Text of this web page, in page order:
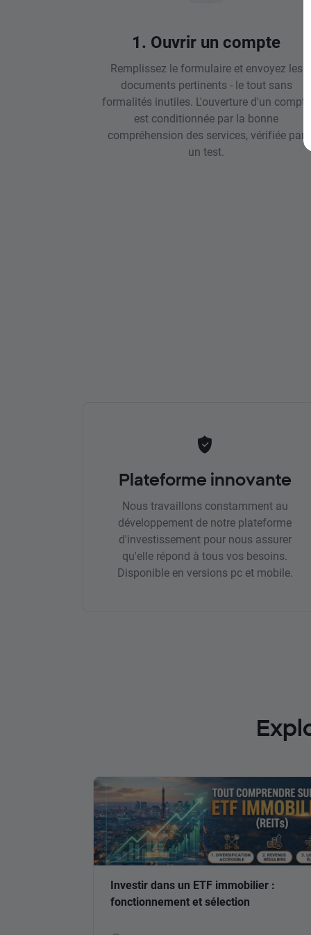
1. Ouvrir un compte
Remplissez le formulaire et envoyez les
documents pertinents - le tout sans
formalités inutiles. L'ouverture d'un compte
est conditionnée par la bonne
compréhension des services, vérifiée par
un test.
Plateforme innovante
Nous travaillons constamment au
développement de notre plateforme
d'investissement pour nous assurer
qu'elle répond à tous vos besoins.
Disponible en versions pc et mobile.
Investir dans un ETF immobilier :
fonctionnement et sélection